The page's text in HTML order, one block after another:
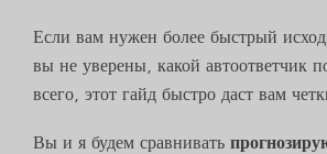
Если вам нужен более быстрый
вы не уверены, какой автоответчик
всего, этот гайд быстро даст вам
Вы и я будем сравнивать